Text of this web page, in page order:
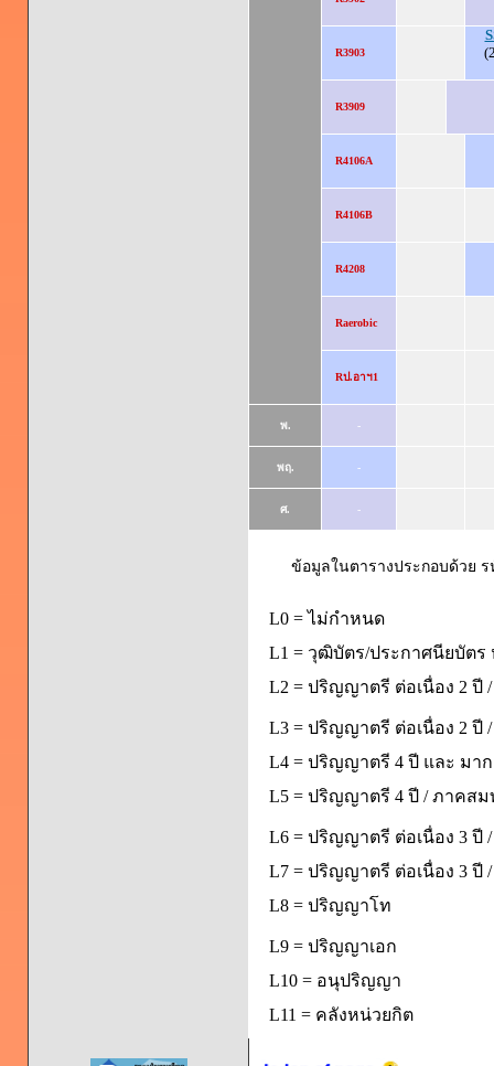
R3903
R3909
R4106A
R4106B
R4208
Raerobic
Rป.อาฯ1
พ. -
พฤ. -
ศ. -
ข้อมูลในตารางประกอบด้วย
L0 = ไม่กำหนด
L1 = วุฒิบัตร/ประกาศนียบัตร
L2 = ปริญญาตรี ต่อเนื่อง 2 ปี
L3 = ปริญญาตรี ต่อเนื่อง 2 ปี
L4 = ปริญญาตรี 4 ปี และ มา
L5 = ปริญญาตรี 4 ปี / ภาคส
L6 = ปริญญาตรี ต่อเนื่อง 3 ปี
L7 = ปริญญาตรี ต่อเนื่อง 3 ปี
L8 = ปริญญาโท
L9 = ปริญญาเอก
L10 = อนุปริญญา
L11 = คลังหน่วยกิต